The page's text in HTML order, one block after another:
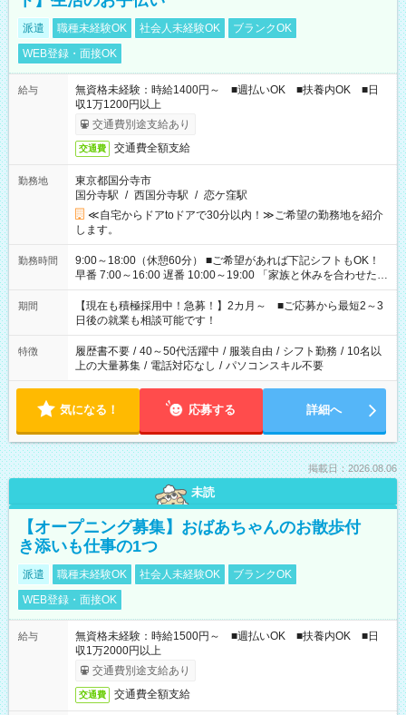
派遣 職種未経験OK 社会人未経験OK
ブランクOK
WEB登録・面接OK
給与
無資格未経験：時給1400円～ ■週払いOK ■扶養内OK ■日
収1万1200円以上
交通費別途支給あり
交通費 交通費全額支給
勤務地
東京都国分寺市
国分寺駅 / 西国分寺駅 / 恋ケ窪駅
≪自宅からドアtoドアで30分以内！≫ご希望の勤務地を紹介
します。
勤務時間
9:00～18:00（休憩60分） ■ご希望があれば下記シフトもOK！
早番 7:00～16:00 遅番 10:00～19:00 「家族と休みを合わせた
い」 「余裕を持って夕飯の準備がしたい」 「できれば残業はし
たくない」 など、ご希望を教えてくださいね。 ※Wワーク希望
の方へ 今ご覧のお仕事で希望する勤務時間と、もう1つのお仕事
の勤務時間。 合計で週40時間を超える場合は応募できません。
期間
【現在も積極採用中！急募！】2カ月～ ■ご応募から最短2～3
日後の就業も相談可能です！
特徴 履歴書不要 / 40～50代活躍中 / 服装自由 / シフト勤務 / 10名以
上の大量募集 / 電話対応なし / パソコンスキル不要
気になる！ 応募する 詳細へ
掲載日：2026.08.06
未読
【オープニング募集】おばあちゃんのお散歩付
き添いも仕事の1つ
派遣 職種未経験OK 社会人未経験OK
ブランクOK
WEB登録・面接OK
給与
無資格未経験：時給1500円～ ■週払いOK ■扶養内OK ■日
収1万2000円以上
交通費別途支給あり
交通費 交通費全額支給